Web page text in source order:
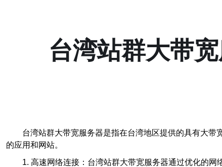
台湾站群大带
台湾站群大带宽服务器是指在台湾地区提供的具有大
的应用和网站。
1. 高速网络连接：台湾站群大带宽服务器通过优化的